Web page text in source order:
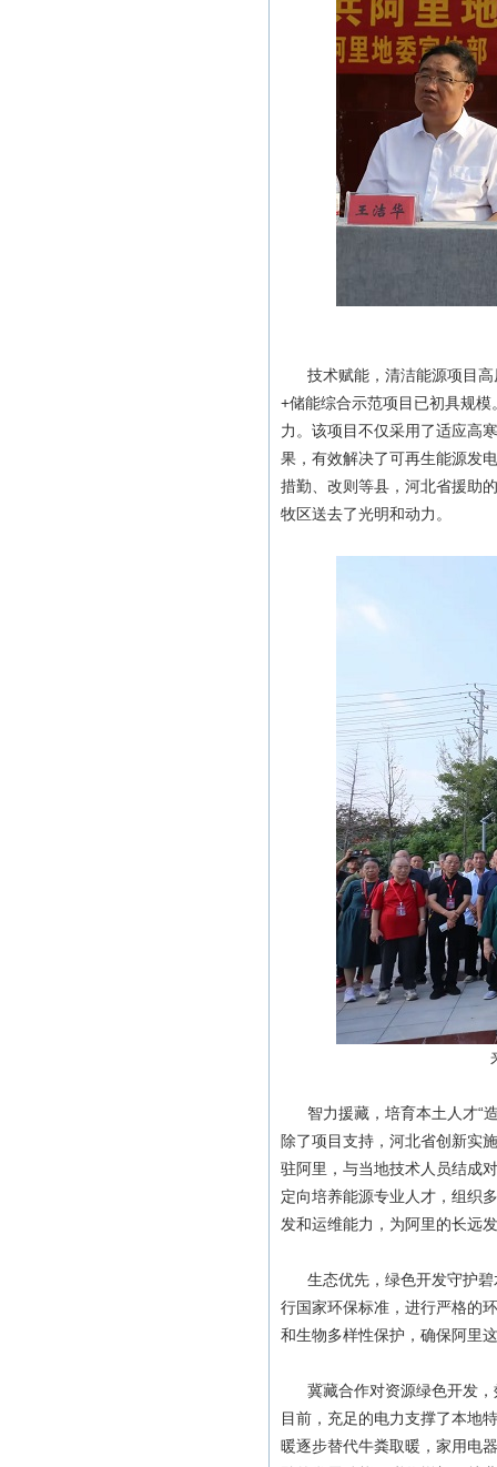
技术赋能，清洁能源项目高
+储能综合示范项目已初具规
力。该项目不仅采用了适应高
果，有效解决了可再生能源发
措勤、改则等县，河北省援助
牧区送去了光明和动力。
智力援藏，培育本土人才“造
除了项目支持，河北省创新实
驻阿里，与当地技术人员结成
定向培养能源专业人才，组织
发和运维能力，为阿里的长远
生态优先，绿色开发守护碧
行国家环保标准，进行严格的
和生物多样性保护，确保阿里
冀藏合作对资源绿色开发，
目前，充足的电力支撑了本地
暖逐步替代牛粪取暖，家用电